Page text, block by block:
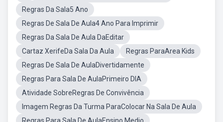
Regras Da Sala5 Ano
Regras De Sala De Aula4 Ano Para Imprimir
Regras Da Sala De Aula DaEditar
Cartaz XerifeDa Sala Da Aula
Regras ParaArea Kids
Regras De Sala De AulaDivertidamente
Regras Para Sala De AulaPrimeiro DIA
Atividade SobreRegras De Convivência
Imagem Regras Da Turma ParaColocar Na Sala De Aula